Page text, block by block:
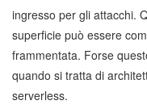
ingresso per gli attacchi.
superficie può essere
frammentata. Forse
quando si tratta di
serverless.